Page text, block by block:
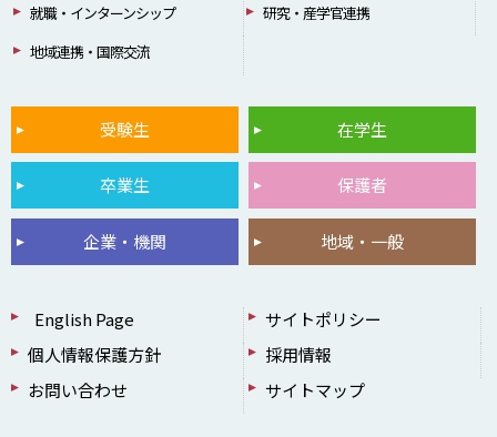
就職・インターンシップ
研究・産学官連携
地域連携・国際交流
受験生 在学生
卒業生 保護者
企業・機関 地域・一般
English Page
サイトポリシー
個人情報保護方針
採用情報
お問い合わせ
サイトマップ